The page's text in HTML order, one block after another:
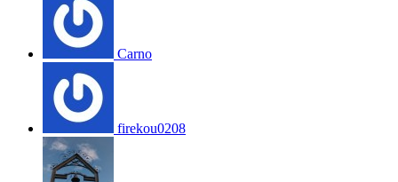
Carno
firekou0208